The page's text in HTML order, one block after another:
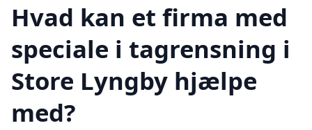
Hvad kan et firma med
speciale i tagrensning i
Store Lyngby hjælpe
med?